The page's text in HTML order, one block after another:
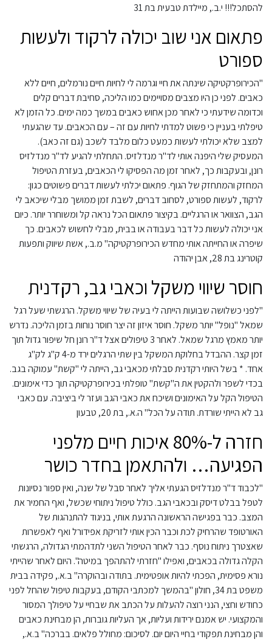
להסתכל!!! י.ב., מיילדת טבעית בת 31
פתאום אני שוב יכולה לרקוד ולעשות
ספורט
"הכירופרקטיקה שינתה את חיי וגרמה לי לחיות חיים נורמלים, חיים ללא
כאבים. לפני כן היו מצבים מסויימים כמו הליכה, סחיבת דברים קלים
וכדומה שידעתי כי לאחר מכן אחוש כאבים במשך כמה ימים. כל הזמן לא
טיפלתי בעניין כי פשוט למדתי לחיות עם זה – עם הכאבים. עד שהגעתי
למצב שלא יכולתי לעשות כמעט כלום מלבד לשכב (גם זה כאב).
המעסיק שלי היפנה אותי לד"ר מנדלזיס. התחלתי להגיע לד"ר מנדלזיס
רונן, ובעקבות כך, לאחר זמן מה הפסיקו לי הכאבים, בעזרת הטיפול
המחזק והמתחזק של הגוף. פתאום יכלתי לעשות דברים פשוטים כגון:
לרקוד, לעשות ספורט, לסחוב דברים, לשבת זמן ממושך מבלי שיכאב לי
הגב, הצוואר או הרגליים. בקיצור פתאום הכל נראה קל ומשוחרר יותר. כיום
אני יכולה לעשות כל דבר בעבודה או בבית, מבלי לחשוש לכאבים. כך
שיפרה או החייתה אותי מחדש הכירופרקטיקה" מ.ב., אשת שיווק ותפעות
קוטרינג בת 28, אבן יהודה
חוסר שיווי משקל וכאבי גב, רקדנית
"לפני כשלושה שבועות הייתה לי בעיה של שיווי משקל. הרגשתי שעל רגל
שמאל "נופל" יותר משקל. חוסר איזון זה יצר חוסר נוחות בזמן הליכה. נדרש
יותר מאמץ מרגל שמאל. לאחר 3 טיפולים אצל ד"ר רונן חל שיפור גדול תוך
זמן קצר. ההבדל בחלוקת המשקל בין שתי הרגלים ירד מ-4 ק"ג לק"ג
אחד. * בשל היותי רקדנית סבלתי מכאבי גב, הייתה לי "קשת" עמוקה בגב.
בכדי לשפר ולהקטין את ה"קשת" טופלתי בכירופרקטיקה תוך כדי אימונים.
הטיפול הקל על האימונים ושיכח את כאבי הגב ועזר לי ביציבה. עם כאבי
גב לא הייתי שורדת. תודה על הכל" ה.א., בת 20, טבעון
חזרה ל-80% איכות חיים מלפני
הפגיעה… ולהתאמן בחדר כושר
"לכבוד ד"ר מנדלזיס הגעתי אליך לאחר סבל של שנה, ואין ספור נסיונות
לטפל בבלט דיסק ובכאבי הגב. כולל טיפול ניתוחי שכשל, ואף החמיר את
המצב. כבר בפגישה הראשונה הרגעת אותי, בניגוד להתנהגות של
האורטופד שהרחיק לכת וכבר הכין אותי לזריקת אפידורל ואף לאפשרות
שאצטרך ניתוח נוסף. כבר לאחר הטיפול השני לתדהמתי הגדולה, הרגשתי
הקלה גדולה בכאבים, ואפילו "חזרתי להתהפך במיטה". היום לאחר שהייתי
נורא פסימית, הפכתי להיות אופטימית. בתודה ובהוקרה" ב.א., פקידה בבית
משפט בת 34, חולון "בהמשך למכתבי הקודם, בעקבות טיפול שהחל לפני
כחודש וחצי, הנני רוצה להעלות על הכתב את שבחיי על טיפולך המסור
והמקצועי. יש אמנם ירידות ועליות, אך העליות גוברות, הן מבחינת כאבים
והן מבחינת תפקודי בחיי היום יום. לסיכום: מחולל פלאים. בברכה" ב.א.,